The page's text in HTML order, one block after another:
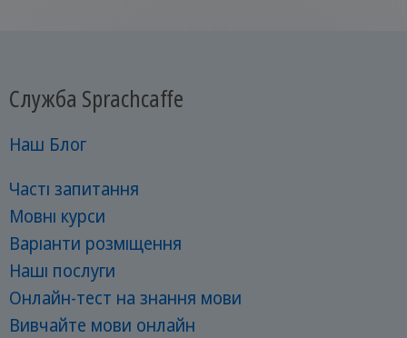
Служба Sprachcaffe
Наш Блог
Часті запитання
Мовні курси
Варіанти розміщення
Наші послуги
Онлайн-тест на знання мови
Вивчайте мови онлайн